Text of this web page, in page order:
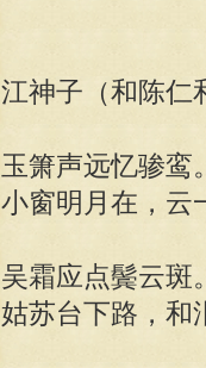
江神子（和陈仁
玉箫声远忆骖鸾
小窗明月在，云
吴霜应点鬓云斑
姑苏台下路，和